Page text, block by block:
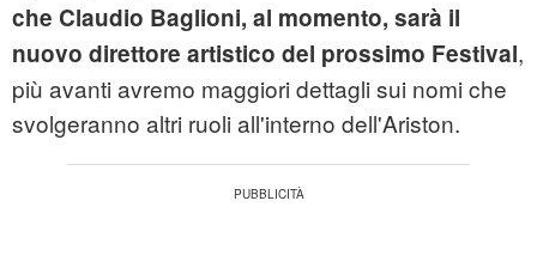
che Claudio Baglioni, al momento, sarà il
nuovo direttore artistico del prossimo Festival,
più avanti avremo maggiori dettagli sui nomi che
svolgeranno altri ruoli all'interno dell'Ariston.